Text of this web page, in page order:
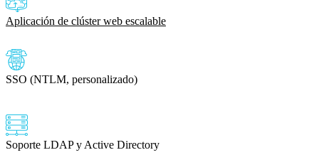
Aplicación de clúster web escalable
SSO (NTLM, personalizado)
Soporte LDAP y Active Directory